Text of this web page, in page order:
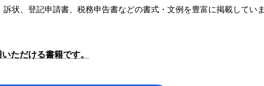
状、登記申請書、税務申告書などの書式・文例を豊富に掲載していま
ただける書籍です。